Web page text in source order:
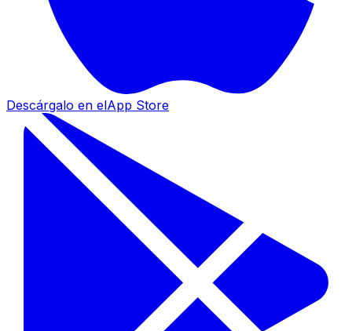
Descárgalo en elApp Store